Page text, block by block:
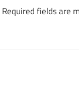
Required fields are